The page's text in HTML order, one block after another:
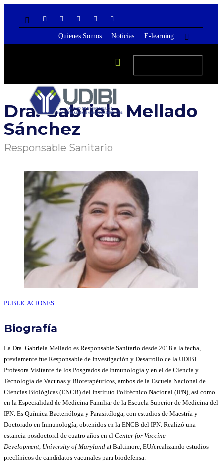
Quienes Somos Noticias E-learning
Dra. Gabriela Mellado
Sánchez
Responsable Sanitario
PUBLICACIONES
Biografía
La Dra. Gabriela Mellado es Responsable Sanitario desde 2018 a la fecha,
previamente fue Responsable de Investigación y Desarrollo de la UDIBI.
Profesora Visitante de los Posgrados de Inmunología y en el de Ciencia y
Tecnología de Vacunas y Bioterapéuticos, ambos de la Escuela Nacional de
Ciencias Biológicas (ENCB) del Instituto Politécnico Nacional (IPN), así como
en la Especialidad de Medicina Familiar de la Escuela Superior de Medicina del
IPN. Es Química Bacterióloga y Parasitóloga, con estudios de Maestría y
Doctorado en Inmunología, obtenidos en la ENCB del IPN. Realizó una
estancia posdoctoral de cuatro años en el Center for Vaccine
Development University of Maryland at Baltimore, EUA realizando estudios
preclínicos de candidatos vacunales para biodefensa.